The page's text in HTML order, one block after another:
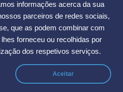
informações acerca da sua
parceiros de redes sociais,
que as podem combinar com
forneceu ou recolhidas por
dos respetivos serviços.
Aceitar
| Telefones: (48) 3234-2986
5370. | E-mail:elase@elase.com.br
70, Barra da Lagoa - Florianópolis |
E-mail:sedepraia@elase.com.br